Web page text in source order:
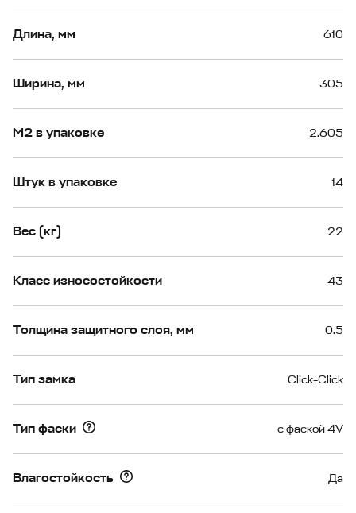
Длина, мм 610
Ширина, мм 305
М2 в упаковке 2.605
Штук в упаковке 14
Вес (кг) 22
Класс износостойкости 43
Толщина защитного слоя, мм 0.5
Тип замка Click-Click
Тип фаски с фаской 4V
Влагостойкость Да